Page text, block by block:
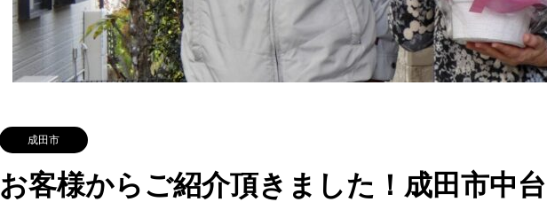
成田市
お客様からご紹介頂きました！成田市中